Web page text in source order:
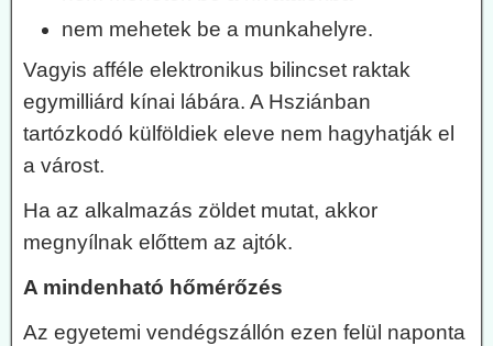
nem mehetek be a munkahelyre.
Vagyis afféle elektronikus bilincset raktak
egymilliárd kínai lábára. A Hsziánban
tartózkodó külföldiek eleve nem hagyhatják el
a várost.
Ha az alkalmazás zöldet mutat, akkor
megnyílnak előttem az ajtók.
A mindenható hőmérőzés
Az egyetemi vendégszállón ezen felül naponta